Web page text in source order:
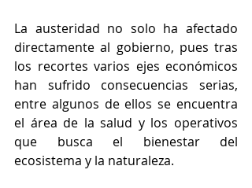
La austeridad no solo ha afectado
directamente al gobierno, pues tras
los recortes varios ejes económicos
han sufrido consecuencias serias,
entre algunos de ellos se encuentra
el área de la salud y los operativos
que busca el bienestar del
ecosistema y la naturaleza.